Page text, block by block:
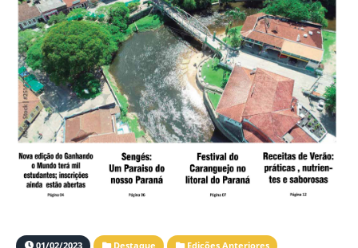
01/02/2023 Destaque Edições Anteriores